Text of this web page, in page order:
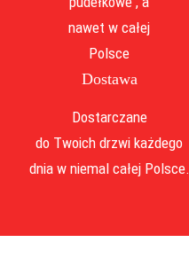
Dostawa
Dostarczane
do Twoich drzwi każdego
dnia w niemal całej Polsce.